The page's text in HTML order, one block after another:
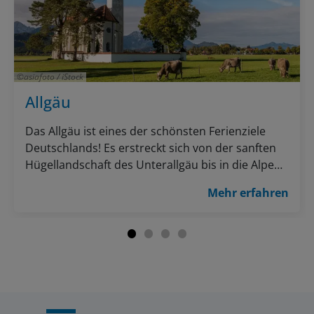
asiafoto / iStock
Allgäu
Das Allgäu ist eines der schönsten Ferienziele
Deutschlands! Es erstreckt sich von der sanften
Hügellandschaft des Unterallgäu bis in die Alpen
Naturschönheiten. Im Osten liegt die kleine Stadt
Neuschwanstein, im Westen der Bodensee! Im
Mehr erfahren